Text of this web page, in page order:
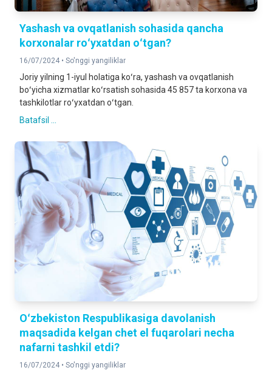
Yashash va ovqatlanish sohasida qancha
korxonalar roʻyxatdan oʻtgan?
16/07/2024 • So'nggi yangiliklar
Joriy yilning 1-iyul holatiga koʻra, yashash va ovqatlanish
boʻyicha xizmatlar koʻrsatish sohasida 45 857 ta korxona va
tashkilotlar roʻyxatdan oʻtgan.
Batafsil ...
Oʻzbekiston Respublikasiga davolanish
maqsadida kelgan chet el fuqarolari necha
nafarni tashkil etdi?
16/07/2024 • So'nggi yangiliklar